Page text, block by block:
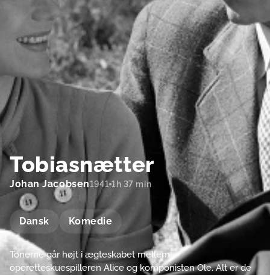
Tobiasnætter
Johan Jacobsen1941 1h 37 min
Dansk Komedie
Tonerne går højt i ægteskabet mellem
operetteskuespilleren Alice og komponisten Ole. Alt er de